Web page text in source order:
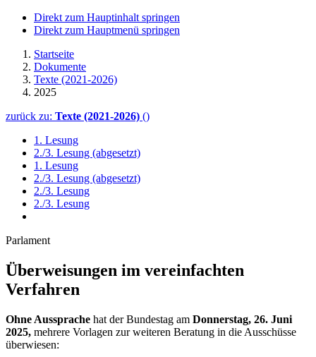
Direkt zum Hauptinhalt springen
Direkt zum Hauptmenü springen
Startseite
Dokumente
Texte (2021-2026)
2025
zurück zu: Texte (2021-2026) ()
1. Lesung
2./3. Lesung (abgesetzt)
1. Lesung
2./3. Lesung (abgesetzt)
2./3. Lesung
2./3. Lesung
Parlament
Überweisungen im vereinfachten
Verfahren
Ohne Aussprache hat der Bundestag am Donnerstag, 26. Juni
2025, mehrere Vorlagen zur weiteren Beratung in die Ausschüsse
überwiesen: